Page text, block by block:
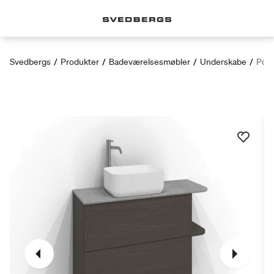
Svedbergs / Produkter / Badeværelsesmøbler / Underskabe /